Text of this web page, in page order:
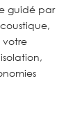
guidé par
votre